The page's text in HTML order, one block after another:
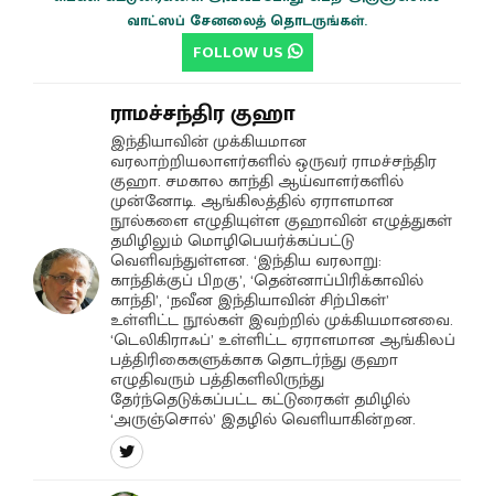
வாட்ஸப் சேனலைத் தொடருங்கள்.
FOLLOW US
ராமச்சந்திர குஹா
இந்தியாவின் முக்கியமான
வரலாற்றியலாளர்களில் ஒருவர் ராமச்சந்திர
குஹா. சமகால காந்தி ஆய்வாளர்களில்
முன்னோடி. ஆங்கிலத்தில் ஏராளமான
நூல்களை எழுதியுள்ள குஹாவின் எழுத்துகள்
தமிழிலும் மொழிபெயர்க்கப்பட்டு
வெளிவந்துள்ளன. ‘இந்திய வரலாறு:
காந்திக்குப் பிறகு’, ‘தென்னாப்பிரிக்காவில்
காந்தி’, ‘நவீன இந்தியாவின் சிற்பிகள்’
உள்ளிட்ட நூல்கள் இவற்றில் முக்கியமானவை.
‘டெலிகிராஃப்’ உள்ளிட்ட ஏராளமான ஆங்கிலப்
பத்திரிகைகளுக்காக தொடர்ந்து குஹா
எழுதிவரும் பத்திகளிலிருந்து
தேர்ந்தெடுக்கப்பட்ட கட்டுரைகள் தமிழில்
‘அருஞ்சொல்’ இதழில் வெளியாகின்றன.